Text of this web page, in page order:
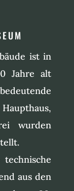
ist in
Jahre alt
wurden
aus den